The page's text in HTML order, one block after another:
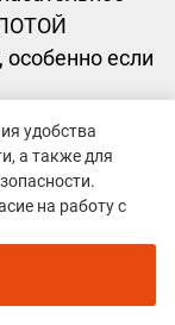
особенно если
под голову,
тело, смочив
на
или с
экстренной
удобства
а также для
на работу с